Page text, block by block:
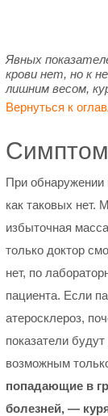
Явных
крови нет, но к
лишним весом,
Вернуться к
При обнаружении
как таковых нет.
избыточная
только доктор
нет, по
пациента. Если
атеросклероз,
показатели
возможным
попадающие в
болезней, —